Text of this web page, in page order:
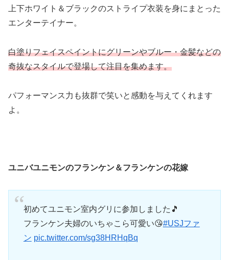
上下ホワイト＆ブラックのストライプ衣装を身にまとった
エンターテイナー。
白塗りフェイスペイントにグリーンやブルー・金髪などの
奇抜なスタイルで登場して注目を集めます。
パフォーマンス力も抜群で笑いと感動を与えてくれます
よ。
ユニバユニモンのフランケン＆フランケンの花嫁
初めてユニモン室内グリに参加しました🎵
フランケン夫婦のいちゃこら可愛い😘#USJファ
ン pic.twitter.com/sg38HRHqBq